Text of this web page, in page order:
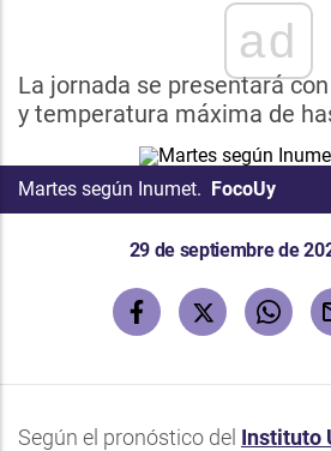
ad
La jornada se presentará
y temperatura máxima de
Martes según Inumet. FocoUy
29 de septiembre de
Según el pronóstico del Instituto